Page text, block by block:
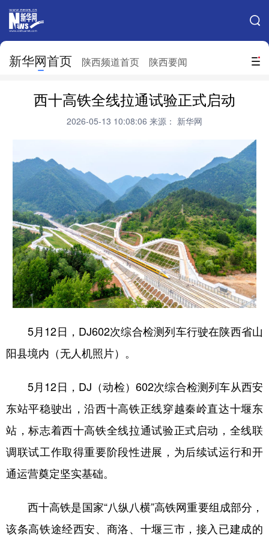
搜索
新华网首页 陕西频道首页 陕西要闻
网站地图
北京 天津 河北 山西
浙江 江西
山东 河南 湖北 湖南
广东 广西 海南 重庆
四川 贵州 云南 西藏
陕西 甘肃 青海 宁夏
新疆 内蒙古 黑龙江
西十高铁全线拉通试验正式启动
2026-05-13 10:08:06 来源： 新华网
5月12日，DJ602次综合检测列车行驶在陕西省山
阳县境内（无人机照片）。
5月12日，DJ（动检）602次综合检测列车从西安
东站平稳驶出，沿西十高铁正线穿越秦岭直达十堰东
站，标志着西十高铁全线拉通试验正式启动，全线联
调联试工作取得重要阶段性进展，为后续试运行和开
通运营奠定坚实基础。
西十高铁是国家“八纵八横”高铁网重要组成部分，
该条高铁途经西安、商洛、十堰三市，接入已建成的